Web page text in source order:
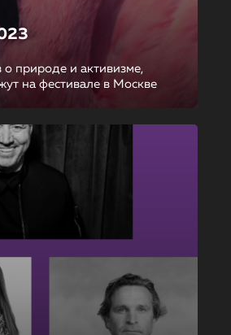
природе и активизме,
на фестивале в Москве